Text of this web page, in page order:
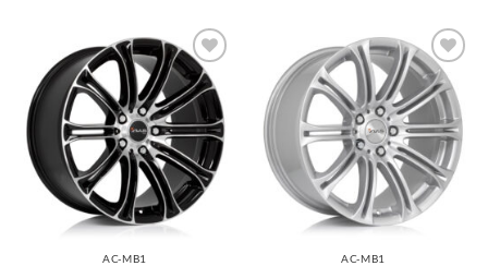
Aggiungi
alla lista
dei
desideri
AC-MB1
Aggiungi
alla lista
dei
desideri
AC-MB1